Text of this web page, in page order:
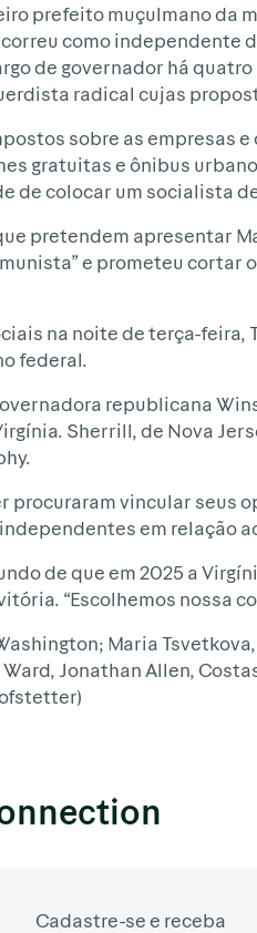
prefeito muçulmano da
como
de governador há
radical cujas
sobre as empresas
gratuitas e ônibus
de colocar um socialista
pretendem apresentar
e prometeu cortar
na noite de terça-
federal.
republicana
Sherrill, de Nova
procuraram vincular seus
em relação
de que em 2025 a
“Escolhemos nossa
Maria
Jonathan Allen,
Cadastre-se e receba